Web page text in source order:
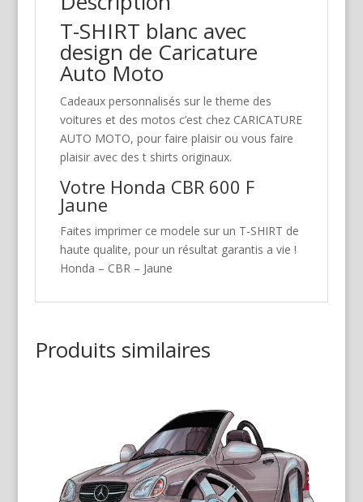
T-SHIRT blanc avec
design de Caricature
Auto Moto
Cadeaux personnalisés sur le theme des
voitures et des motos c’est chez CARICATURE
AUTO MOTO, pour faire plaisir ou vous faire
plaisir avec des t shirts originaux.
Votre Honda CBR 600 F
Jaune
Faites imprimer ce modele sur un T-SHIRT de
haute qualite, pour un résultat garantis a vie !
Honda – CBR – Jaune
Produits similaires